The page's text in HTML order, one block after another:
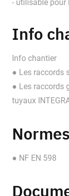
- utilisable pour
Info
Info chantier
● Les raccords
● Les raccords
tuyaux
● NF EN 598